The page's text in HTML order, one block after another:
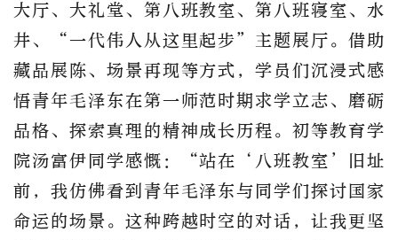
大厅、大礼堂、第八班教室、第八班寝室、水
井、“一代伟人从这里起步”主题展厅。借助
藏品展陈、场景再现等方式，学员们沉浸式感
悟青年毛泽东在第一师范时期求学立志、磨砺
品格、探索真理的精神成长历程。初等教育学
院汤富伊同学感慨：“站在‘八班教室’旧址
前，我仿佛看到青年毛泽东与同学们探讨国家
命运的场景。这种跨越时空的对话，让我更坚